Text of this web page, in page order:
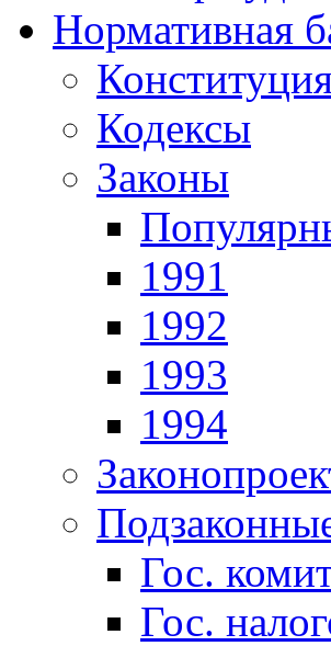
Нормативная
Кодексы
Законы
1991
1992
1993
1994
Гос.
Гос.